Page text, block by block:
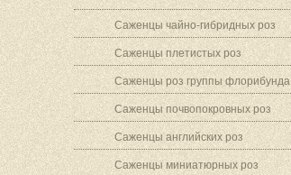
Саженцы чайно-гибридных роз
Саженцы плетистых роз
Саженцы роз группы флорибунда
Саженцы почвопокровных роз
Саженцы английских роз
Саженцы миниатюрных роз